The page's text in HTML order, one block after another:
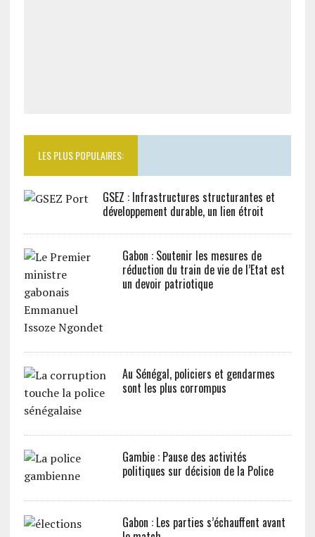
LES PLUS POPULAIRES:
GSEZ : Infrastructures structurantes et
développement durable, un lien étroit
Gabon : Soutenir les mesures de
réduction du train de vie de l’Etat est
un devoir patriotique
Au Sénégal, policiers et gendarmes
sont les plus corrompus
Gambie : Pause des activités
politiques sur décision de la Police
Gabon : Les parties s’échauffent avant